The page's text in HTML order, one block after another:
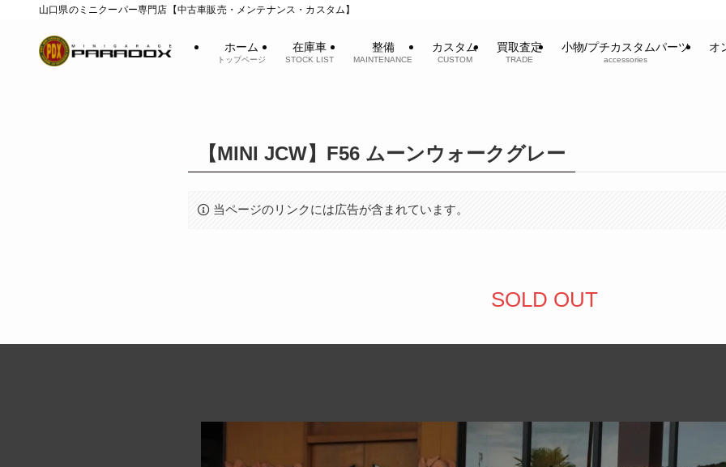
山口県のミニクーパー専門店【中古車販売・メンテナンス・カスタム】
ホーム
トップページ
在庫車
STOCK LIST
整備
MAINTENANCE
カスタム
CUSTOM
買取査定
TRADE
小物/プチカスタムパーツ
accessories
オ
【MINI JCW】F56 ムーンウォークグレー
当ページのリンクには広告が含まれています。
SOLD OUT